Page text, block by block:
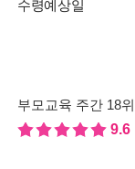
수령예상일
부모교육 주간 18위
9.6